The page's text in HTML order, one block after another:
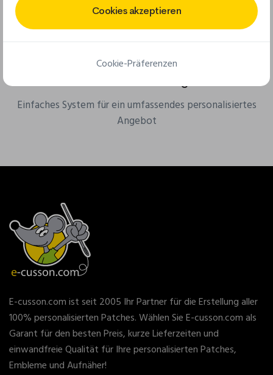
Einfaches System für ein umfassendes personalisiertes
Angebot
E-cusson.com ist seit 2005 Ihr Partner für die Erstellung aller
100% personalisierten Patches. Wählen Sie E-cusson.com als
Garant für den besten Preis, kurze Lieferzeiten und
einwandfreie Qualität für Ihre personalisierten Patches,
Embleme und Aufnäher!
Cookies akzeptieren
Cookie-Präferenzen